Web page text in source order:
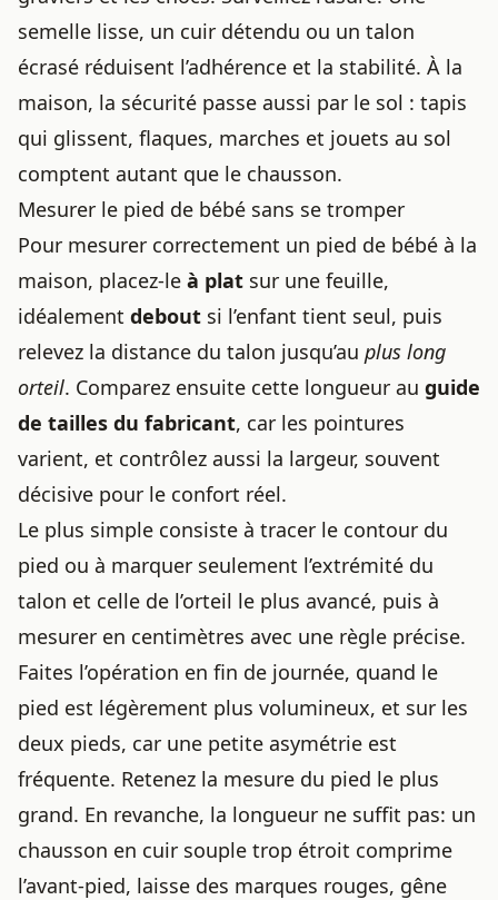
semelle lisse, un cuir détendu ou un talon
écrasé réduisent l’adhérence et la stabilité. À la
maison, la sécurité passe aussi par le sol : tapis
qui glissent, flaques, marches et jouets au sol
comptent autant que le chausson.
Mesurer le pied de bébé sans se tromper
Pour mesurer correctement un pied de bébé à la
maison, placez-le à plat sur une feuille,
idéalement debout si l’enfant tient seul, puis
relevez la distance du talon jusqu’au plus long
orteil. Comparez ensuite cette longueur au guide
de tailles du fabricant, car les pointures
varient, et contrôlez aussi la largeur, souvent
décisive pour le confort réel.
Le plus simple consiste à tracer le contour du
pied ou à marquer seulement l’extrémité du
talon et celle de l’orteil le plus avancé, puis à
mesurer en centimètres avec une règle précise.
Faites l’opération en fin de journée, quand le
pied est légèrement plus volumineux, et sur les
deux pieds, car une petite asymétrie est
fréquente. Retenez la mesure du pied le plus
grand. En revanche, la longueur ne suffit pas: un
chausson en cuir souple trop étroit comprime
l’avant-pied, laisse des marques rouges, gêne